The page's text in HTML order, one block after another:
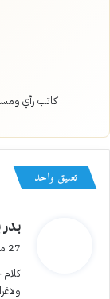
كاتب رأي
تعليق واحد
ي
ل
27 مايو، 2026 الساعة 4:31 صباحًا